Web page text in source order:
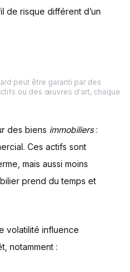
de risque différent d’un
peut être garanti par des
ou des œuvres d'art, chaque
des biens immobiliers:
Ces actifs sont
mais aussi moins
prend du temps et
volatilité influence
notamment :